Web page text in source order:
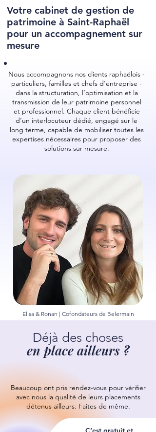
Votre cabinet de gestion de
patrimoine à Saint-Raphaël
pour un accompagnement sur
mesure
Nous accompagnons nos clients raphaëlois -
particuliers, familles et chefs d'entreprise -
dans la structuration, l’optimisation et la
transmission de leur patrimoine personnel
et professionnel. Chaque client bénéficie
d’un interlocuteur dédié, engagé sur le
long terme, capable de mobiliser toutes les
expertises nécessaires pour proposer des
solutions sur mesure.
Elisa & Ronan | Cofondateurs de Belermain
Déjà des choses
en place ailleurs ?
Beaucoup ont pris rendez-vous pour vérifier
avec nous la qualité de leurs placements
détenus ailleurs. Faites de même.